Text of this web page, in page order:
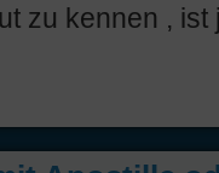
zu kennen ,